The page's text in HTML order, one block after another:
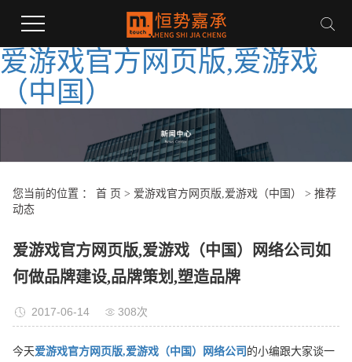
爱游戏官方网页版,爱游戏
（中国）
您当前的位置 ： 首 页 > 爱游戏官方网页版,爱游戏（中国） > 推荐
动态
爱游戏官方网页版,爱游戏（中国）网络公司如
何做品牌建设,品牌策划,塑造品牌
2017-06-14 308次
今天爱游戏官方网页版,爱游戏（中国）网络公司 的小编跟大家谈一